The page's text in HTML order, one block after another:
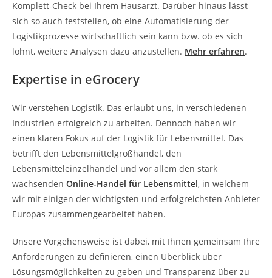
Komplett-Check bei Ihrem Hausarzt. Darüber hinaus lässt
sich so auch feststellen, ob eine Automatisierung der
Logistikprozesse wirtschaftlich sein kann bzw. ob es sich
lohnt, weitere Analysen dazu anzustellen. Mehr erfahren.
Expertise in eGrocery
Wir verstehen Logistik. Das erlaubt uns, in verschiedenen
Industrien erfolgreich zu arbeiten. Dennoch haben wir
einen klaren Fokus auf der Logistik für Lebensmittel. Das
betrifft den Lebensmittelgroßhandel, den
Lebensmitteleinzelhandel und vor allem den stark
wachsenden Online-Handel für Lebensmittel, in welchem
wir mit einigen der wichtigsten und erfolgreichsten Anbieter
Europas zusammengearbeitet haben.
Unsere Vorgehensweise ist dabei, mit Ihnen gemeinsam Ihre
Anforderungen zu definieren, einen Überblick über
Lösungsmöglichkeiten zu geben und Transparenz über zu